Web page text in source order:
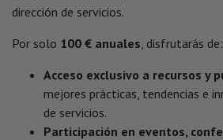
dirección de servicios.
Por solo 100 € anuales, disfrutarás de:
Acceso exclusivo a recursos y
mejores prácticas, tendencias e
de servicios.
Participación en eventos,